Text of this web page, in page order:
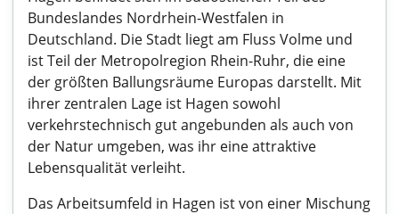
Bundeslandes Nordrhein-Westfalen in
Deutschland. Die Stadt liegt am Fluss Volme und
ist Teil der Metropolregion Rhein-Ruhr, die eine
der größten Ballungsräume Europas darstellt. Mit
ihrer zentralen Lage ist Hagen sowohl
verkehrstechnisch gut angebunden als auch von
der Natur umgeben, was ihr eine attraktive
Lebensqualität verleiht.
Das Arbeitsumfeld in Hagen ist von einer Mischung